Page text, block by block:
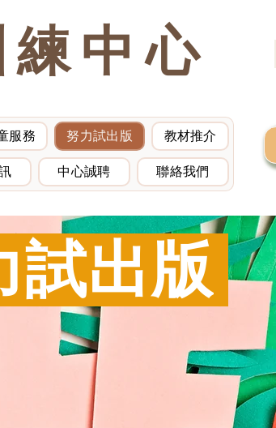
中心
服務 努力試出版 教材推介
中心誠聘 聯絡我們
出版